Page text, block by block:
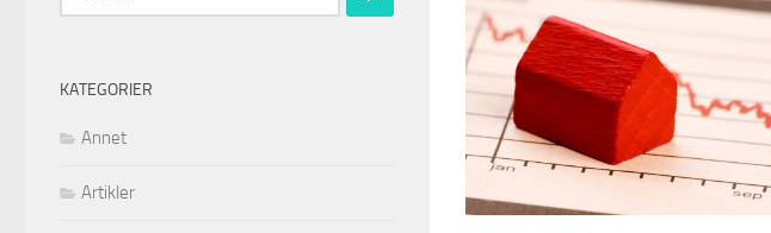
etter:
KATEGORIER
Annet
Artikler